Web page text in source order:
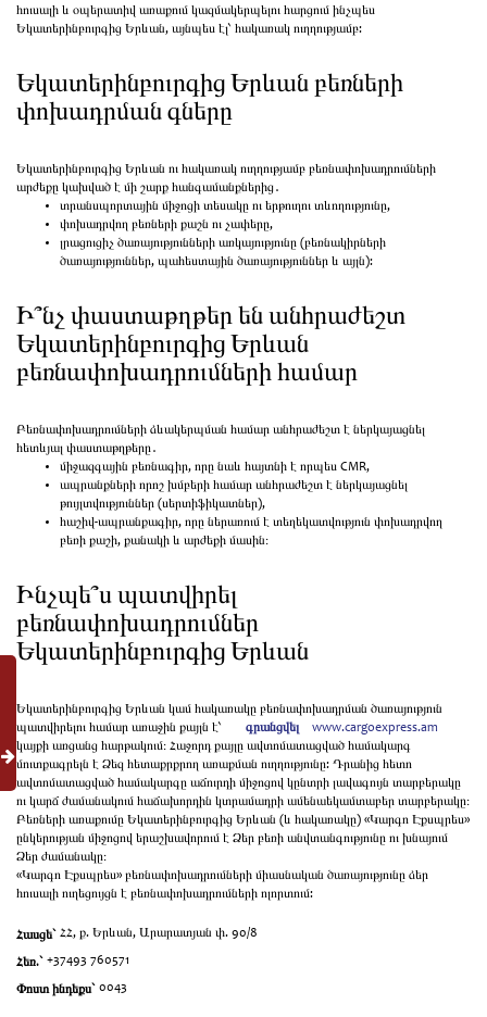
հուսալի և օպերատիվ առաքում կազմակերպելու հարցում ինչպես
Եկատերինբուրգից Երևան, այնպես էլ՝ հակառակ ուղղությամբ:
Եկատերինբուրգից Երևան բեռների
փոխադրման գները
Եկատերինբուրգից Երևան ու հակառակ ուղղությամբ բեռնափոխադրումների
արժեքը կախված է մի շարք հանգամանքներից․
տրանսպորտային միջոցի տեսակը ու երթուղու տևողությունը,
փոխադրվող բեռների քաշն ու չափերը,
լրացուցիչ ծառայությունների առկայությունը (բեռնակիրների
ծառայություններ, պահեստային ծառայություններ և այլն):
Ի՞նչ փաստաթղթեր են անհրաժեշտ
Եկատերինբուրգից Երևան
բեռնափոխադրումների համար
Բեռնափոխադրումների ձևակերպման համար անհրաժեշտ է ներկայացնել
հետևյալ փաստաթղթերը․
միջազգային բեռնագիր, որը նաև հայտնի է որպես CMR,
ապրանքների որոշ խմբերի համար անհրաժեշտ է ներկայացնել
թույլտվություններ (սերտիֆիկատներ),
հաշիվ-ապրանքագիր, որը ներառում է տեղեկատվություն փոխադրվող
բեռի քաշի, քանակի և արժեքի մասին։
Ինչպե՞ս պատվիրել
բեռնափոխադրումներ
Եկատերինբուրգից Երևան
Եկատերինբուրգից Երևան կամ հակառակը բեռնափոխադրման ծառայություն
պատվիրելու համար առաջին քայլն է՝
գրանցվել
www.cargoexpress.am
կայքի առցանց հարթակում։ Հաջորդ քայլը ավտոմատացված համակարգ
մուտքագրելն է Ձեզ հետաքրքրող առաքման ուղղությունը: Դրանից հետո
ավտոմատացված համակարգը աճուրդի միջոցով կընտրի լավագույն տարբերակը
ու կարճ ժամանակում հաճախորդին կտրամադրի ամենաեկամտաբեր տարբերակը։
Բեռների առաքումը Եկատերինբուրգից Երևան (և հակառակը) «Կարգո Էքսպրես»
ընկերության միջոցով երաշխավորում է Ձեր բեռի անվտանգությունը ու խնայում
Ձեր ժամանակը։
«Կարգո Էքսպրես» բեռնափոխադրումների միասնական ծառայությունը ձեր
հուսալի ուղեցույցն է բեռնափոխադրումների ոլորտում:
Հասցե` ՀՀ, ք. Երևան, Արարատյան փ. 90/8
Հեռ.` +37493 760571
Փոստ ինդեքս` 0043